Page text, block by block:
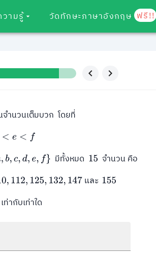
ามรู้ วัดทักษะภาษาอังกฤษ ฟรี!!
จำนวนเต็มบวก โดยที่
e< f
b,c,d,e,f} มีทั้งหมด 15 จำนวน คือ
และ
,112,125,132,147และ155
ากับเท่าใด